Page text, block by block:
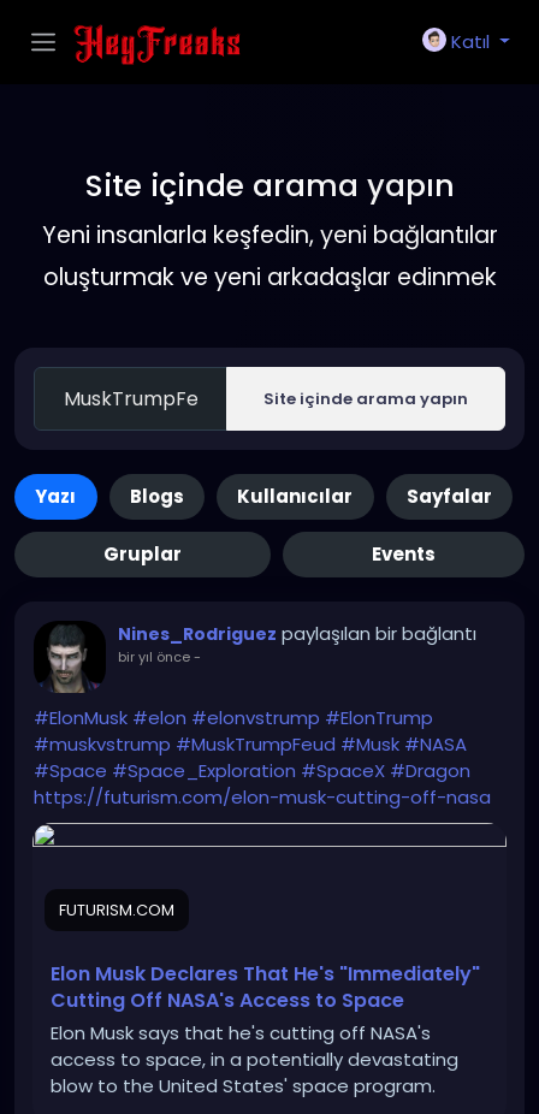
Katıl
Site içinde arama yapın
Yeni insanlarla keşfedin, yeni bağlantılar
oluşturmak ve yeni arkadaşlar edinmek
Site içinde arama yapın
Yazı Blogs Kullanıcılar Sayfalar
Gruplar Events
Nines_Rodriguez paylaşılan bir bağlantı
bir yıl önce-
#ElonMusk #elon #elonvstrump #ElonTrump
#muskvstrump #MuskTrumpFeud #Musk #NASA
#Space #Space_Exploration #SpaceX #Dragon
https://futurism.com/elon-musk-cutting-off-nasa
FUTURISM.COM
Elon Musk Declares That He's "Immediately"
Cutting Off NASA's Access to Space
Elon Musk says that he's cutting off NASA's
access to space, in a potentially devastating
blow to the United States' space program.